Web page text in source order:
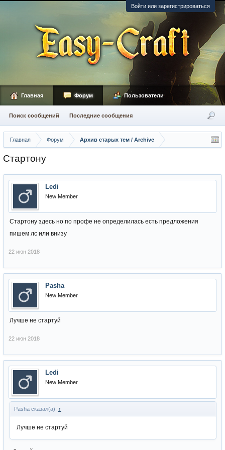
Войти или зарегистрироваться
Главная Форум Архив старых тем / Archive
Cтартону
Ledi
New Member
Cтартону здесь но по профе не определилась есть предложения
пишем лс или внизу
22 июн 2018
Pasha
New Member
Лучше не стартуй
22 июн 2018
Ledi
New Member
Pasha сказал(а): ↑
Лучше не стартуй
Главная Форум
Поиск сообщений Последние сообщения
Пользователи